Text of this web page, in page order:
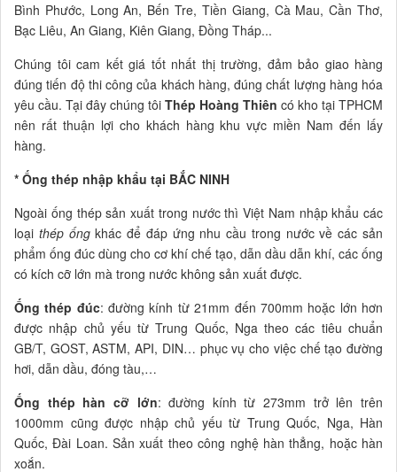
Bình Phước, Long An, Bến Tre, Tiền Giang, Cà Mau, Cần Thơ,
Bạc Liêu, An Giang, Kiên Giang, Đồng Tháp...
Chúng tôi cam kết giá tốt nhất thị trường, đảm bảo giao hàng
đúng tiến độ thi công của khách hàng, đúng chất lượng hàng hóa
yêu cầu. Tại đây chúng tôi Thép Hoàng Thiên có kho tại TPHCM
nên rất thuận lợi cho khách hàng khu vực miền Nam đến lấy
hàng.
* Ống thép nhập khẩu tại BẮC NINH
Ngoài ống thép sản xuất trong nước thì Việt Nam nhập khẩu các
loại thép ốngkhác để đáp ứng nhu cầu trong nước về các sản
phẩm ống đúc dùng cho cơ khí chế tạo, dẫn dầu dẫn khí, các ống
có kích cỡ lớn mà trong nước không sản xuất được.
Ống thép đúc: đường kính từ 21mm đến 700mm hoặc lớn hơn
được nhập chủ yếu từ Trung Quốc, Nga theo các tiêu chuẩn
GB/T, GOST, ASTM, API, DIN… phục vụ cho việc chế tạo đường
hơi, dẫn dầu, đóng tàu,…
Ống thép hàn cỡ lớn: đường kính từ 273mm trở lên trên
1000mm cũng được nhập chủ yếu từ Trung Quốc, Nga, Hàn
Quốc, Đài Loan. Sản xuất theo công nghệ hàn thẳng, hoặc hàn
xoắn.